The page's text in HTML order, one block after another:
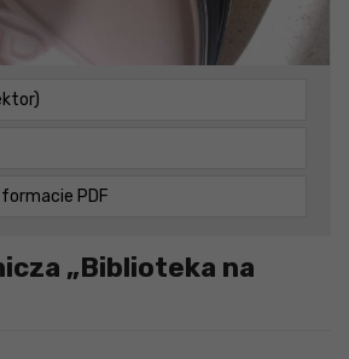
PDF
„Biblioteka na